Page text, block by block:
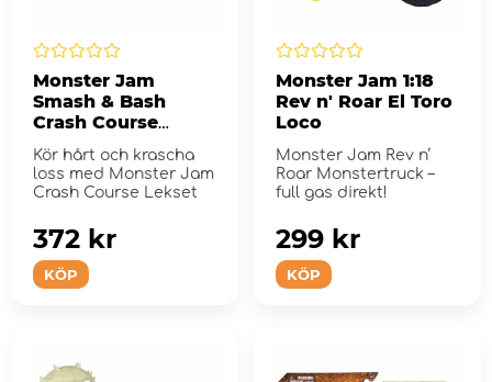
Monster Jam
Smash & Bash
Crash Course
Kör hårt och krascha
loss med Monster Jam
Crash Course Lekset
KÖP
372 kr
Monster Jam 1:18
Rev n' Roar El Toro
Loco
Monster Jam Rev n’
Roar Monstertruck –
full gas direkt!
KÖP
299 kr